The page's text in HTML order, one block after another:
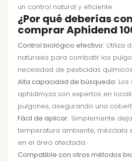
un control natural y eficiente.
¿Por qué deberías
comprar Aphidend
Control biológico efectivo: Utiliza
naturales para combatir los
necesidad de pesticidas
Alta capacidad de búsqueda:
aphidimyza son expertos en
pulgones, asegurando una
Fácil de aplicar: Simplemente
temperatura ambiente, mézclala
en el área afectada.
Compatible con otros métodos